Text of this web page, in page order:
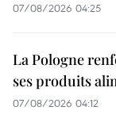
07/08/2026 04:25
La Pologne
ses produits
07/08/2026 04:12